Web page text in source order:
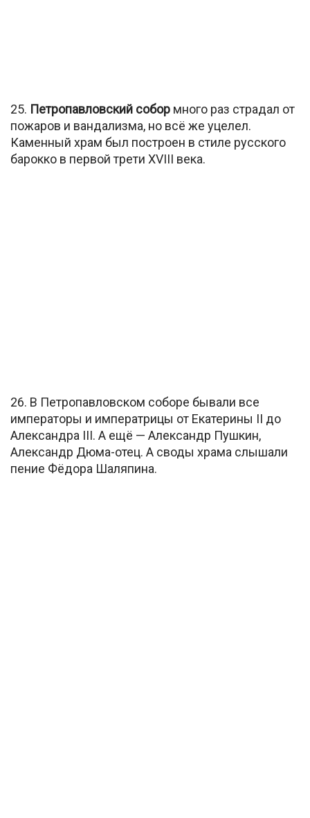
25. Петропавловский собор много раз страдал от
пожаров и вандализма, но всё же уцелел.
Каменный храм был построен в стиле русского
барокко в первой трети XVIII века.
26. В Петропавловском соборе бывали все
императоры и императрицы от Екатерины II до
Александра III. А ещё — Александр Пушкин,
Александр Дюма-отец. А своды храма слышали
пение Фёдора Шаляпина.